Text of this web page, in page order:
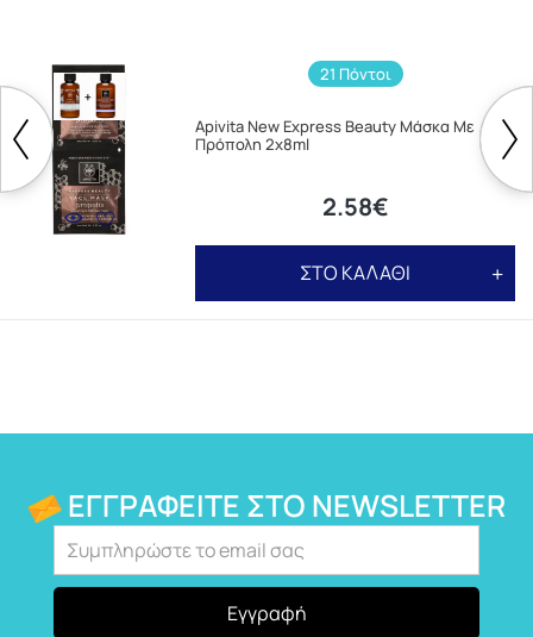
21 Πόντοι
Apivita New Express Beauty Mάσκα Με
Πρόπολη 2x8ml
2.58€
ΣΤΟ ΚΑΛΑΘΙ
ΕΓΓΡΑΦΕΊΤΕ ΣΤΟ NEWSLETTER